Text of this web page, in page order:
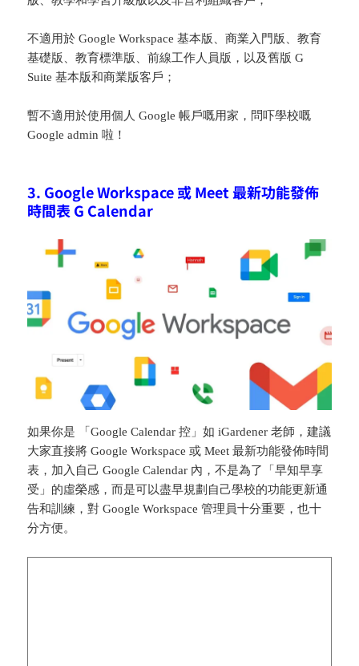
不適用於 Google Workspace 基本版、商業入門版、教育
基礎版、教育標準版、前線工作人員版，以及舊版 G
Suite 基本版和商業版客戶；
暫不適用於使用個人 Google 帳戶嘅用家，問吓學校嘅
Google admin 啦！
3. Google Workspace 或 Meet 最新功能發佈
時間表 G Calendar
如果你是 「Google Calendar 控」如 iGardener 老師，建議
大家直接將 Google Workspace 或 Meet 最新功能發佈時間
表，加入自己 Google Calendar 內，不是為了「早知早享
受」的虛榮感，而是可以盡早規劃自己學校的功能更新通
告和訓練，對 Google Workspace 管理員十分重要，也十
分方便。